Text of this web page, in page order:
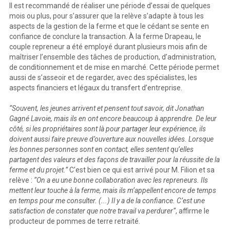
Il est recommandé de réaliser une période d’essai de quelques
mois ou plus, pour s’assurer que la relève s’adapte à tous les
aspects de la gestion de la ferme et que le cédant se sente en
confiance de conclure la transaction. À la ferme Drapeau, le
couple repreneur a été employé durant plusieurs mois afin de
maîtriser l’ensemble des tâches de production, d’administration,
de conditionnement et de mise en marché. Cette période permet
aussi de s’asseoir et de regarder, avec des spécialistes, les
aspects financiers et légaux du transfert d’entreprise.
“Souvent, les jeunes arrivent et pensent tout savoir, dit Jonathan
Gagné Lavoie, mais ils en ont encore beaucoup à apprendre. De leur
côté, si les propriétaires sont là pour partager leur expérience, ils
doivent aussi faire preuve d’ouverture aux nouvelles idées. Lorsque
les bonnes personnes sont en contact, elles sentent qu’elles
partagent des valeurs et des façons de travailler pour la réussite de la
ferme et du projet.”C'est bien ce qui est arrivé pour M. Filion et sa
relève : “On a eu une bonne collaboration avec les repreneurs. Ils
mettent leur touche à la ferme, mais ils m’appellent encore de temps
en temps pour me consulter. (...) Il y a de la confiance. C’est une
satisfaction de constater que notre travail va perdurer“, affirme le
producteur de pommes de terre retraité.